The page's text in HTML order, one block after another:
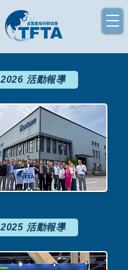
2026 活動報導
2025 活動報導